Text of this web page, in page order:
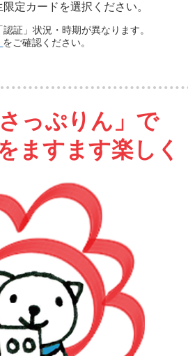
定カードを選択ください。
証」状況・時期が異なります。
をご確認ください。
っぷりん」で
ますます楽しく